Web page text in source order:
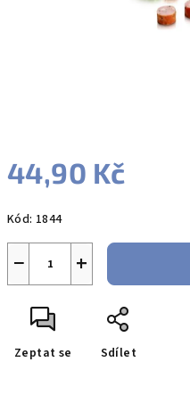
44,90 Kč
cena:
Kód: 1844
+
−
Zeptat se Sdílet